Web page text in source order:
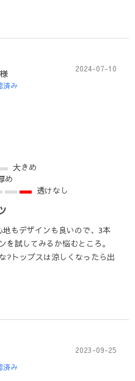
済み
2024-07-10
大きめ
め
透けなし
もデザインも良いので、3本
を試してみるか悩むところ。
?トップスは涼しくなったら出
済み
2023-09-25